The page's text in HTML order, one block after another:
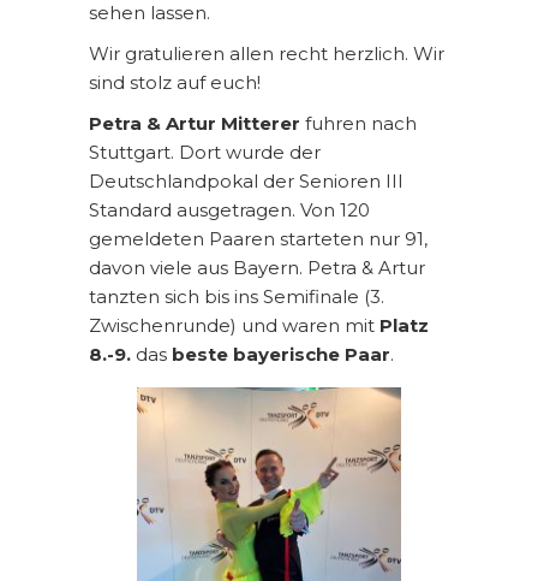
sehen lassen.
Wir gratulieren allen recht herzlich. Wir
sind stolz auf euch!
Petra & Artur Mitterer fuhren nach
Stuttgart. Dort wurde der
Deutschlandpokal der Senioren III
Standard ausgetragen. Von 120
gemeldeten Paaren starteten nur 91,
davon viele aus Bayern. Petra & Artur
tanzten sich bis ins Semifinale (3.
Zwischenrunde) und waren mit Platz
8.-9. das beste bayerische Paar.